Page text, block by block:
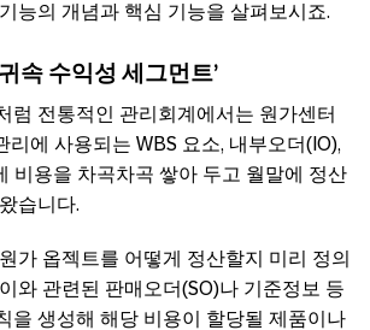
능의 개념과 핵심 기능을 살펴보시죠.
속 수익성 세그먼트’
럼 전통적인 관리회계에서는 원가센터
리에 사용되는 WBS 요소, 내부오더(IO),
비용을 차곡차곡 쌓아 두고 월말에 정산
습니다.
가 옵젝트를 어떻게 정산할지 미리 정의
와 관련된 판매오더(SO)나 기준정보 등
을 생성해 해당 비용이 할당될 제품이나